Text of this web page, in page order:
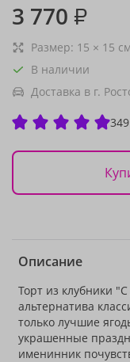
3 770 ₽
Размер: 15 × 15 см
В наличии
Доставка в г.
Описание
Торт из клубники
альтернатива
только лучшие
украшенные
именинник